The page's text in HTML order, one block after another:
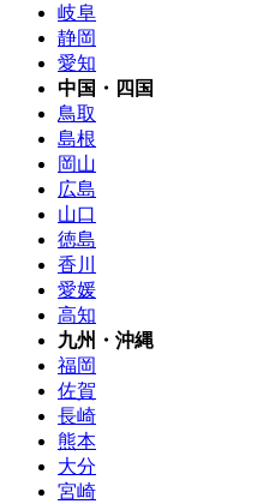
岐阜
静岡
愛知
中国・四国
鳥取
島根
岡山
広島
山口
徳島
香川
愛媛
高知
九州・沖縄
福岡
佐賀
長崎
熊本
大分
宮崎